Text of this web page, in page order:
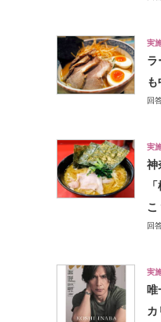
実
ラ
も
回
実
神
こ
回
実
カ